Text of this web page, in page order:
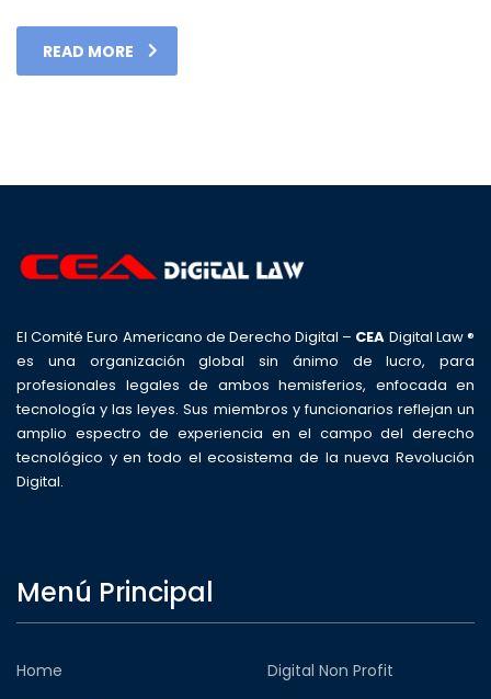
READ MORE
El Comité Euro Americano de Derecho Digital – CEA Digital Law ®
es una organización global sin ánimo de lucro, para
profesionales legales de ambos hemisferios, enfocada en
tecnología y las leyes. Sus miembros y funcionarios reflejan un
amplio espectro de experiencia en el campo del derecho
tecnológico y en todo el ecosistema de la nueva Revolución
Digital.
Menú Principal
Home
Digital Non Profit